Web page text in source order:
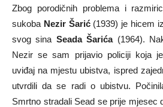
Zbog porodičnih problema i
sukoba Nezir Šarić(1939) je hicem
svog sina Seada Šarića(1964).
Nezir se sam prijavio policiji koja
uviđaj na mjestu ubistva, ispred
utvrdili da se radi o ubistvu.
Smrtno stradali Sead se prije mjesec